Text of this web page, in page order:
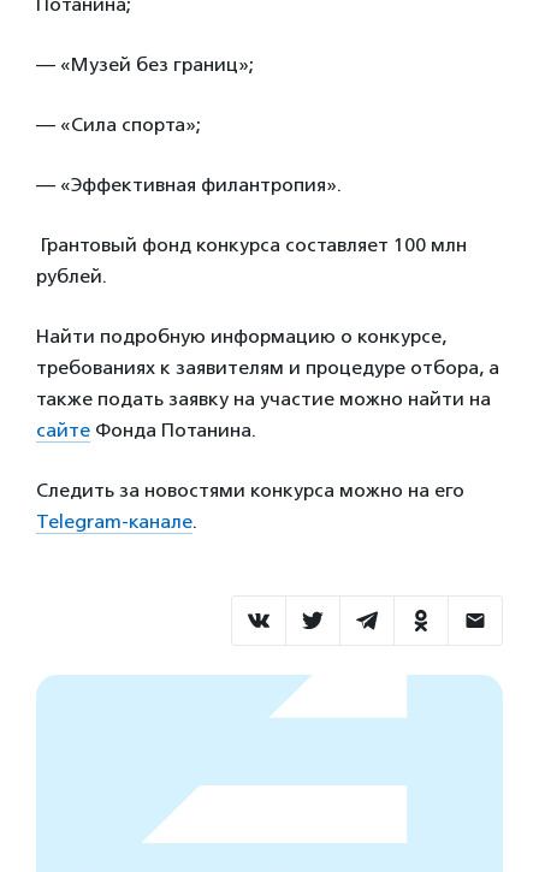
— «Музей без границ»;
— «Сила спорта»;
— «Эффективная филантропия».
Грантовый фонд конкурса составляет 100 млн
рублей.
Найти подробную информацию о конкурсе,
требованиях к заявителям и процедуре отбора, а
также подать заявку на участие можно найти на
сайте Фонда Потанина.
Следить за новостями конкурса можно на его
Telegram-канале.